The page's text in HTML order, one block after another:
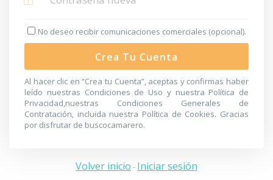
No deseo recibir comunicaciones comerciales (opcional).
Crea Tu Cuenta
Al hacer clic en “Crea tu Cuenta”, aceptas y confirmas haber
leído nuestras Condiciones de Uso y nuestra Política de
Privacidad,nuestras Condiciones Generales de
Contratación, incluida nuestra Política de Cookies. Gracias
por disfrutar de buscocamarero.
Volver inicio - Iniciar sesión